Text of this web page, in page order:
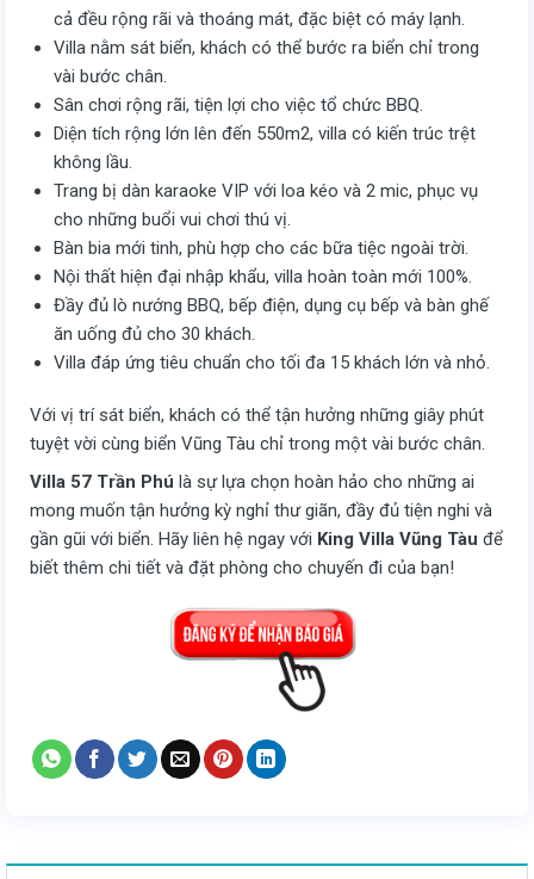
cả đều rộng rãi và thoáng mát, đặc biệt có máy lạnh.
Villa nằm sát biển, khách có thể bước ra biển chỉ trong
vài bước chân.
Sân chơi rộng rãi, tiện lợi cho việc tổ chức BBQ.
Diện tích rộng lớn lên đến 550m2, villa có kiến trúc trệt
không lầu.
Trang bị dàn karaoke VIP với loa kéo và 2 mic, phục vụ
cho những buổi vui chơi thú vị.
Bàn bia mới tinh, phù hợp cho các bữa tiệc ngoài trời.
Nội thất hiện đại nhập khẩu, villa hoàn toàn mới 100%.
Đầy đủ lò nướng BBQ, bếp điện, dụng cụ bếp và bàn ghế
ăn uống đủ cho 30 khách.
Villa đáp ứng tiêu chuẩn cho tối đa 15 khách lớn và nhỏ.
Với vị trí sát biển, khách có thể tận hưởng những giây phút
tuyệt vời cùng biển Vũng Tàu chỉ trong một vài bước chân.
Villa 57 Trần Phú là sự lựa chọn hoàn hảo cho những ai
mong muốn tận hưởng kỳ nghỉ thư giãn, đầy đủ tiện nghi và
gần gũi với biển. Hãy liên hệ ngay với King Villa Vũng Tàu để
biết thêm chi tiết và đặt phòng cho chuyến đi của bạn!